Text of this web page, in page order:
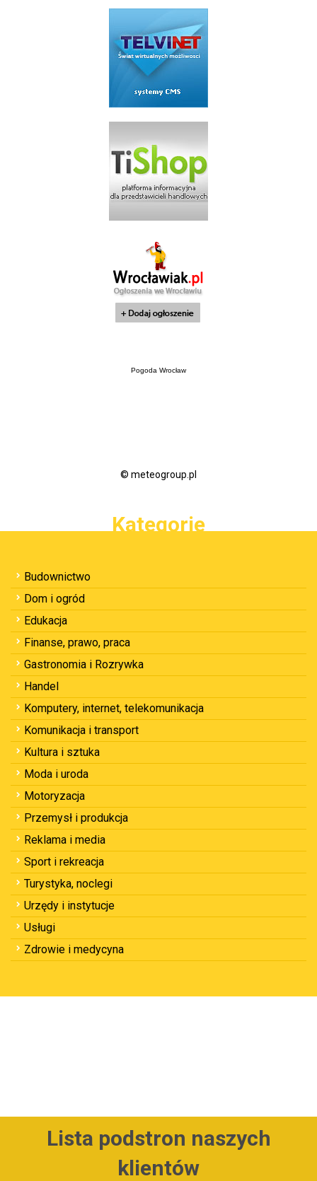
Pogoda Wrocław
© meteogroup.pl
Kategorie
Budownictwo
Dom i ogród
Edukacja
Finanse, prawo, praca
Gastronomia i Rozrywka
Handel
Komputery, internet, telekomunikacja
Komunikacja i transport
Kultura i sztuka
Moda i uroda
Motoryzacja
Przemysł i produkcja
Reklama i media
Sport i rekreacja
Turystyka, noclegi
Urzędy i instytucje
Usługi
Zdrowie i medycyna
Lista podstron naszych
klientów